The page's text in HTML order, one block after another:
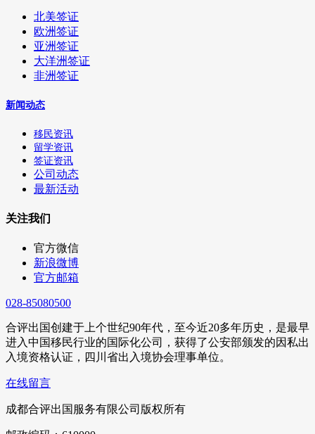
北美签证
欧洲签证
亚洲签证
大洋洲签证
非洲签证
新闻动态
移民资讯
留学资讯
签证资讯
公司动态
最新活动
关注我们
官方微信
新浪微博
官方邮箱
028-85080500
合评出国创建于上个世纪90年代，至今近20多年历史，是最早
进入中国移民行业的国际化公司，获得了公安部颁发的因私出
入境资格认证，四川省出入境协会理事单位。
在线留言
成都合评出国服务有限公司版权所有